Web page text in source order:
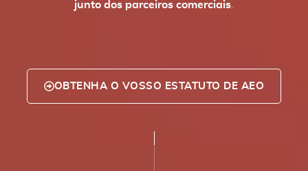
junto dos parceiros comerciais
OBTENHA O VOSSO ESTATUTO DE AEO